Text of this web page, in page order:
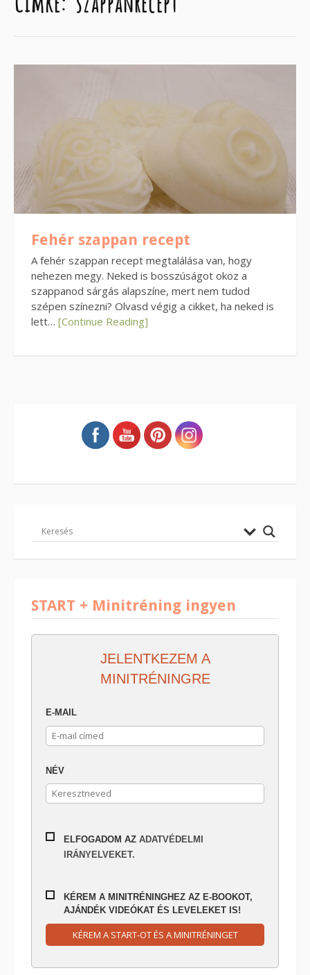
Fehér szappan recept
A fehér szappan recept megtalálása van, hogy
nehezen megy. Neked is bosszúságot okoz a
szappanod sárgás alapszíne, mert nem tudod
szépen színezni? Olvasd végig a cikket, ha neked is
lett… [Continue Reading]
START + Minitréning ingyen
JELENTKEZEM A
MINITRÉNINGRE
E-MAIL
NÉV
ELFOGADOM AZ ADATVÉDELMI
IRÁNYELVEKET.
KÉREM A MINITRÉNINGHEZ AZ E-BOOKOT,
AJÁNDÉK VIDEÓKAT ÉS LEVELEKET IS!
KÉREM A START-OT ÉS A MINITRÉNINGET